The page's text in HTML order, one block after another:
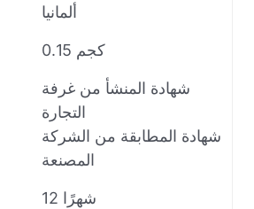
ألمانيا
0.15 كجم
شهادة المنشأ من غرفة
التجارة
شهادة المطابقة من الشركة
المصنعة
12 شهرًا